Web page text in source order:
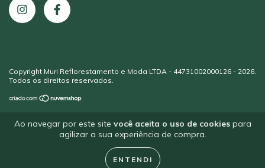
Ao navegar por este site você aceita o uso de cookiespara
agilizar a sua experiência de compra.
ENTENDI
Copyright Muri Reflorestamento e Moda LTDA - 44731002000126 - 2026.
Todos os direitos reservados.